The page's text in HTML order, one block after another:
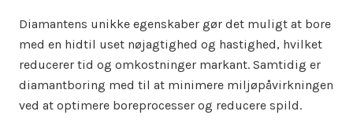
Diamantens unikke egenskaber gør det muligt at bore
med en hidtil uset nøjagtighed og hastighed, hvilket
reducerer tid og omkostninger markant. Samtidig er
diamantboring med til at minimere miljøpåvirkningen
ved at optimere boreprocesser og reducere spild.